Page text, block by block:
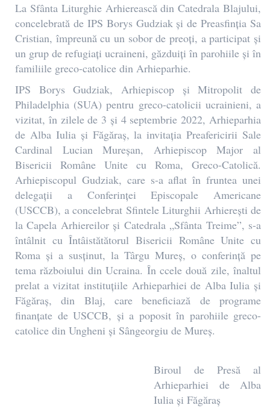
La Sfânta Liturghie Arhierească din Catedrala Blajului,
concelebrată de IPS Borys Gudziak și de Preasfinția Sa
Cristian, împreună cu un sobor de preoți, a participat și
un grup de refugiați ucraineni, găzduiți în parohiile și în
familiile greco-catolice din Arhieparhie.
IPS Borys Gudziak, Arhiepiscop și Mitropolit de
Philadelphia (SUA) pentru greco-catolicii ucrainieni, a
vizitat, în zilele de 3 și 4 septembrie 2022, Arhieparhia
de Alba Iulia și Făgăraș, la invitația Preafericirii Sale
Cardinal Lucian Mureșan, Arhiepiscop Major al
Bisericii Române Unite cu Roma, Greco-Catolică.
Arhiepiscopul Gudziak, care s-a aflat în fruntea unei
delegații a Conferinței Episcopale Americane
(USCCB), a concelebrat Sfintele Liturghii Arhierești de
la Capela Arhiereilor și Catedrala „Sfânta Treime”, s-a
întâlnit cu Întâistătătorul Bisericii Române Unite cu
Roma și a susținut, la Târgu Mureș, o conferință pe
tema războiului din Ucraina. În ccele două zile, înaltul
prelat a vizitat instituțiile Arhieparhiei de Alba Iulia și
Făgăraș, din Blaj, care beneficiază de programe
finanțate de USCCB, și a poposit în parohiile greco-
catolice din Ungheni și Sângeorgiu de Mureș.
Biroul de Presă al
Arhieparhiei de Alba
Iulia și Făgăraș